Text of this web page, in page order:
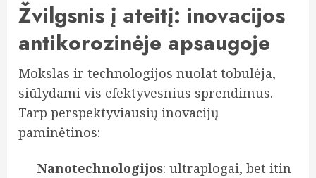
Žvilgsnis į ateitį: inovacijos
antikorozinėje apsaugoje
Mokslas ir technologijos nuolat tobulėja,
siūlydami vis efektyvesnius sprendimus.
Tarp perspektyviausių inovacijų
paminėtinos:
Nanotechnologijos: ultraplogai, bet itin